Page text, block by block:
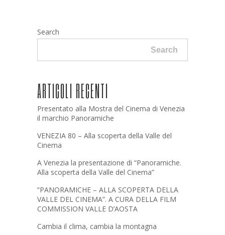
Search
Search
ARTICOLI RECENTI
Presentato alla Mostra del Cinema di Venezia
il marchio Panoramiche
VENEZIA 80 – Alla scoperta della Valle del
Cinema
A Venezia la presentazione di “Panoramiche.
Alla scoperta della Valle del Cinema”
“PANORAMICHE – ALLA SCOPERTA DELLA
VALLE DEL CINEMA”. A CURA DELLA FILM
COMMISSION VALLE D’AOSTA
Cambia il clima, cambia la montagna